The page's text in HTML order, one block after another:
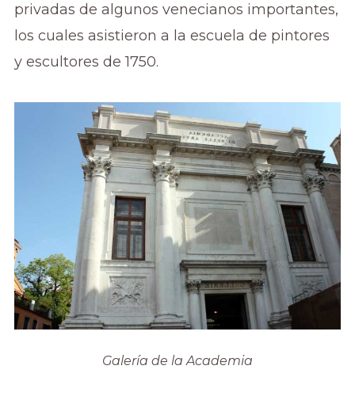
privadas de algunos venecianos importantes,
los cuales asistieron a la escuela de pintores
y escultores de 1750.
Galería de la Academia